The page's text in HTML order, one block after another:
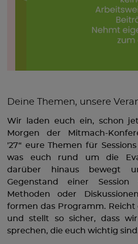
Deine Themen, unsere
Wir laden euch ein, schon
Morgen der Mitmach-
'27“ eure Themen für
was euch rund um die
darüber hinaus bewegt
Gegenstand einer
Methoden oder
formen das Programm. Reicht
und stellt so sicher, dass
sprechen, die euch wichtig